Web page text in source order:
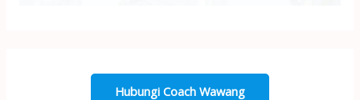
Hubungi Coach Wawang